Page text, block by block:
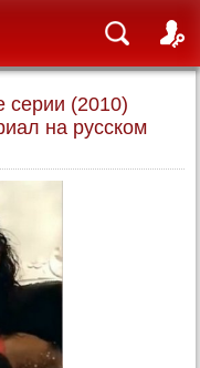
серии (2010)
на русском